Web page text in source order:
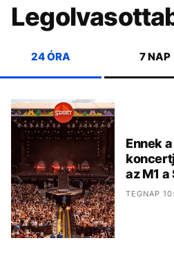
24 ÓRA 7 NAP
Ennek
az M1
TEGNAP